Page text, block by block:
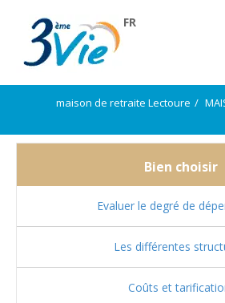
FR
maison de retraite Lectoure
Bien choisir
Evaluer le degré de
Les différentes
Coûts et